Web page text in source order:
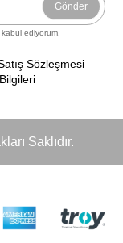
Gönder
kabul ediyorum.
Sözleşmesi
Saklıdır.